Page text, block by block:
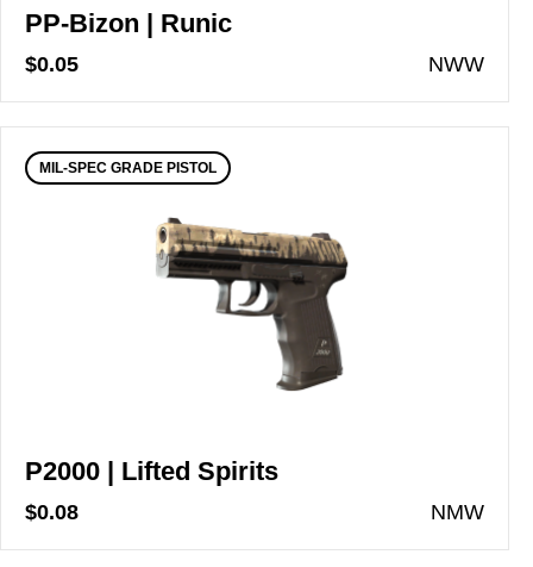
PP-Bizon | Runic
$0.05 NWW
MIL-SPEC GRADE PISTOL
P2000 | Lifted Spirits
$0.08 NMW